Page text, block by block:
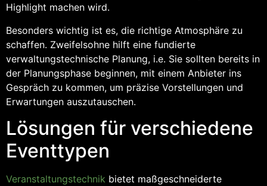
Highlight machen wird.
Besonders wichtig ist es, die richtige Atmosphäre zu
schaffen. Zweifelsohne hilft eine fundierte
verwaltungstechnische Planung, i.e. Sie sollten bereits in
der Planungsphase beginnen, mit einem Anbieter ins
Gespräch zu kommen, um präzise Vorstellungen und
Erwartungen auszutauschen.
Lösungen für verschiedene
Eventtypen
Veranstaltungstechnik bietet maßgeschneiderte